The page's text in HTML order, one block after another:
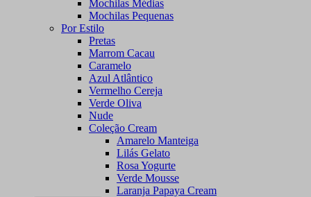
Mochilas Médias
Mochilas Pequenas
Por Estilo
Pretas
Marrom Cacau
Caramelo
Azul Atlântico
Vermelho Cereja
Verde Oliva
Nude
Coleção Cream
Amarelo Manteiga
Lilás Gelato
Rosa Yogurte
Verde Mousse
Laranja Papaya Cream